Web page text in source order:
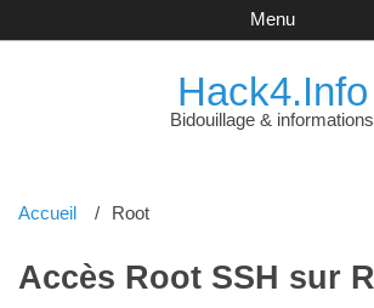
Hack4.Info
Bidouillage & informations
Menu
Accueil Root
Accès Root SSH sur